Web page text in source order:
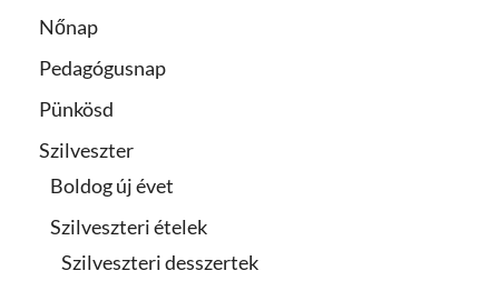
Nőnap
Pedagógusnap
Pünkösd
Szilveszter
Boldog új évet
Szilveszteri ételek
Szilveszteri desszertek